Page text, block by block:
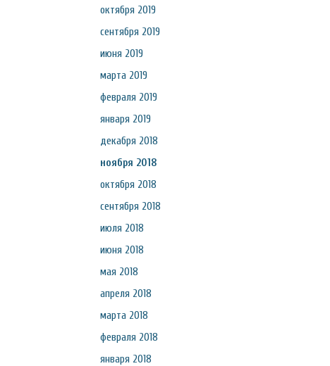
октября 2019
сентября 2019
июня 2019
марта 2019
февраля 2019
января 2019
декабря 2018
ноября 2018
октября 2018
сентября 2018
июля 2018
июня 2018
мая 2018
апреля 2018
марта 2018
февраля 2018
января 2018